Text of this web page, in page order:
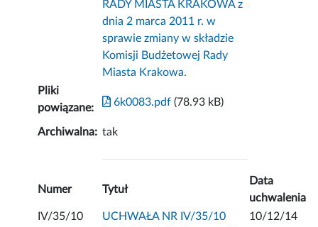
RADY MIASTA KRAKOWA z
dnia 2 marca 2011 r. w
sprawie zmiany w składzie
Komisji Budżetowej Rady
Miasta Krakowa.
Pliki
powiązane:
6k0083.pdf (78.93 kB)
Archiwalna: tak
Numer Tytuł
Data
uchwalenia
IV/35/10
UCHWAŁA NR IV/35/10
10/12/14